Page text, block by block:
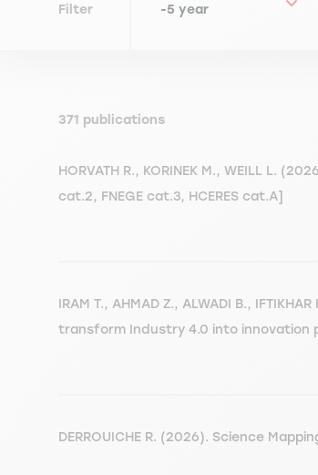
Filter
371 publications
HORVATH R., KORINEK M., WEILL L.
cat.2, FNEGE cat.3, HCERES cat.A]
IRAM T., AHMAD Z., ALWADI B.,
transform Industry 4.0 into innovation
DERROUICHE R. (2026). Science